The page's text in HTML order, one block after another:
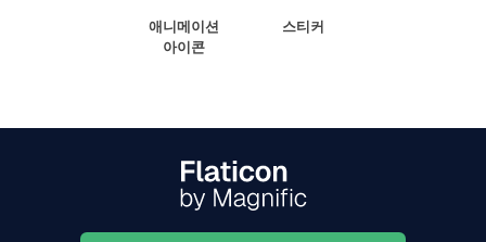
애니메이션
아이콘
스티커